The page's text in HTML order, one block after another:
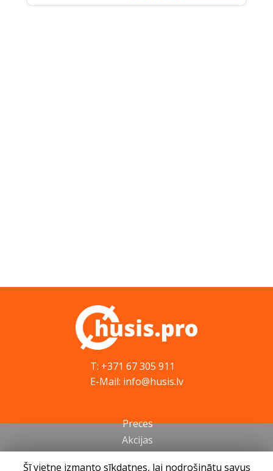
T: +371 67 305 911
E-Mail: info@husis.lv
Preces
Akcijas
Šī vietne izmanto sīkdatnes, lai nodrošinātu savus